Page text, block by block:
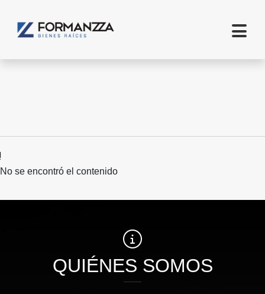
No se encontró el contenido
QUIÉNES SOMOS